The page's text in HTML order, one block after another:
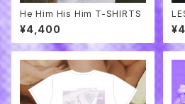
He Him His Him T-SHIRTS
¥4,400